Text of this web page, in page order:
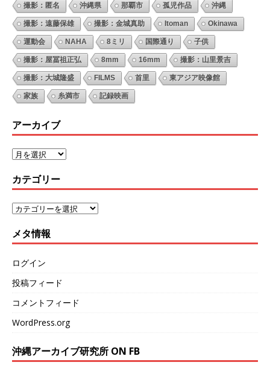
撮影：匿名 沖縄県 那覇市 孤児作品 沖縄
撮影：遠藤保雄 撮影：金城真助 Itoman Okinawa
運動会 NAHA 8ミリ 国際通り 子供
撮影：屋冨祖正弘 8mm 16mm 撮影：山里景吉
撮影：大城隆盛 FILMS 首里 東アジア映像館
家族 糸満市 記録映画
アーカイブ
カテゴリー
メタ情報
ログイン
投稿フィード
コメントフィード
WordPress.org
沖縄アーカイブ研究所 ON FB